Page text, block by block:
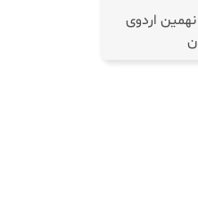
به نهمین اردوی